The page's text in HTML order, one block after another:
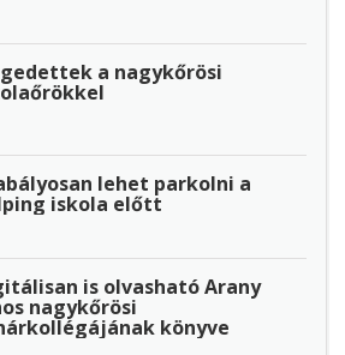
a nagykőrösi
lehet parkolni a
iskola előtt
is olvasható Arany
nagykőrösi
könyve